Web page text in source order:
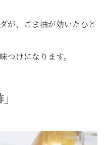
が、ごま油が効いたひと
つけになります。